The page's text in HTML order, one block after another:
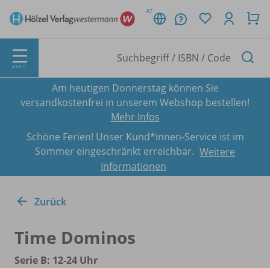
AT
MENÜ
Am heutigen Donnerstag können Sie
versandkostenfrei in unserem Webshop bestellen!
Mehr Infos
Schöne Ferien! Unser Kund*innen-Service ist im
Sommer eingeschränkt erreichbar. Weitere
Informationen
Zurück
Time Dominos
Serie B: 12-24 Uhr